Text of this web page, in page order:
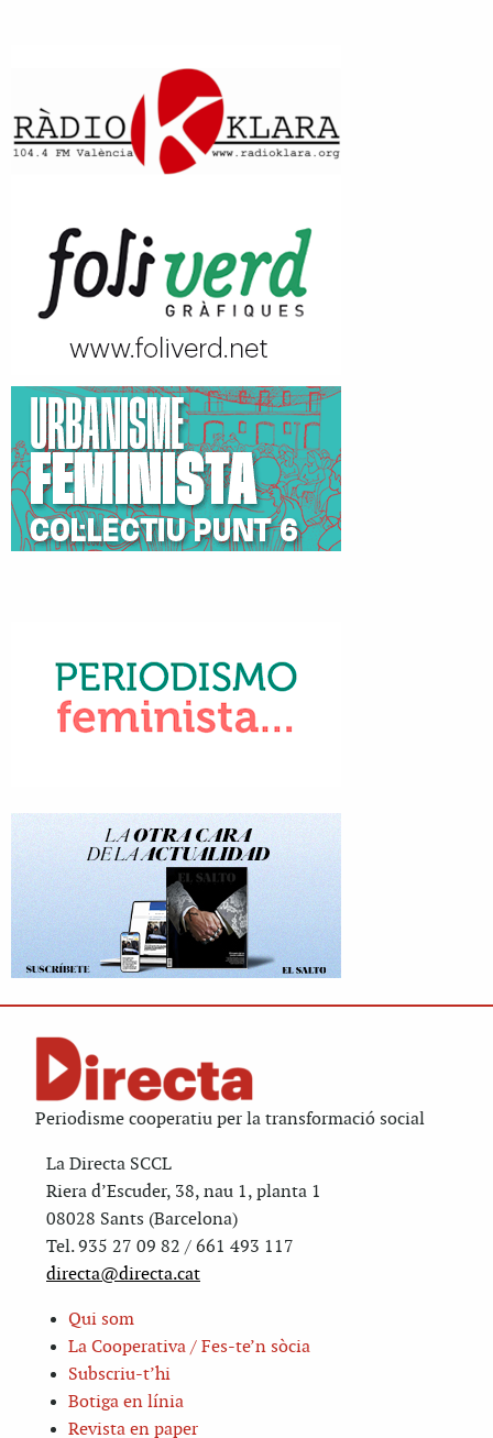
Periodisme cooperatiu per la transformació social
La Directa SCCL
Riera d’Escuder, 38, nau 1, planta 1
08028 Sants (Barcelona)
Tel. 935 27 09 82 / 661 493 117
directa@directa.cat
Qui som
La Cooperativa / Fes-te’n sòcia
Subscriu-t’hi
Botiga en línia
Revista en paper